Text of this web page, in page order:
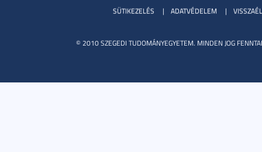
© 2010 SZEGEDI TUDOMÁNYEGYETEM. MINDEN JOG
SÜTIKEZELÉS ADATVÉDELEM